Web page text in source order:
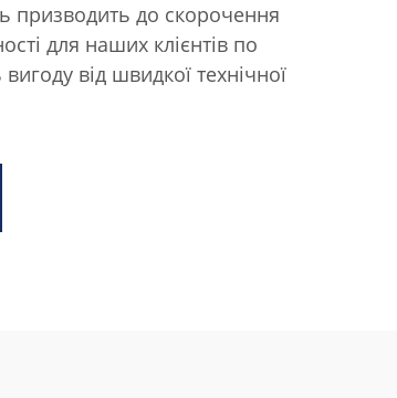
призводить до скорочення
для наших клієнтів по
від швидкої технічної